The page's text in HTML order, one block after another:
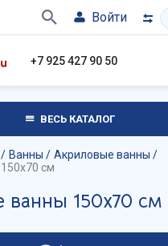
Войти
+7 925 427 90 50
ВЕСЬ КАТАЛОГ
Ванны
Акриловые ванны
см
ванны 150х70 см